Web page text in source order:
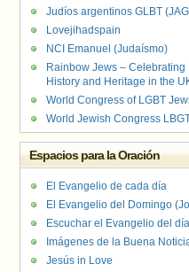
Judíos argentinos GLBT
Lovejihadspain
NCI Emanuel (Judaísmo)
Rainbow Jews – Celebrating
History and Heritage in the
World Congress of LGBT
World Jewish Congress
Espacios para la Oración
El Evangelio de cada día
El Evangelio del Domingo
Escuchar el Evangelio del día
Imágenes de la Buena
Jesús in Love